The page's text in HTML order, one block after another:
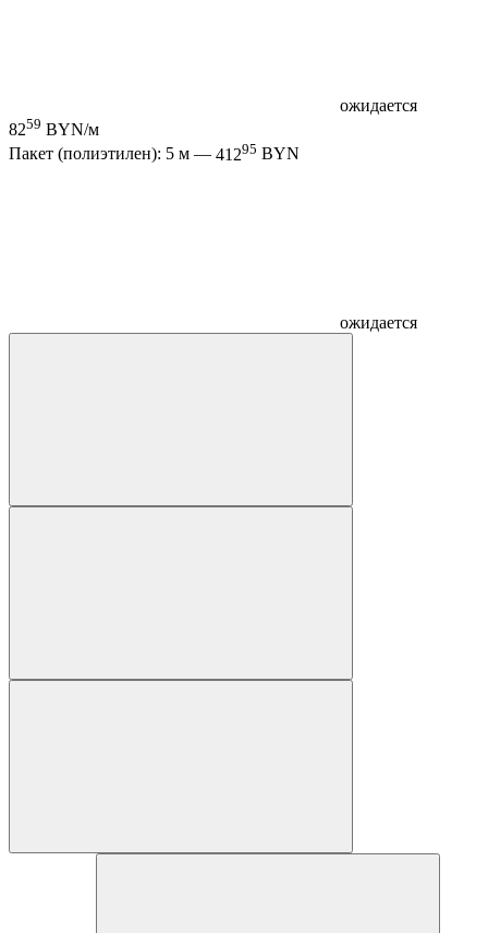
ожидается
8259 BYN/м
Пакет (полиэтилен): 5 м — 41295 BYN
ожидается